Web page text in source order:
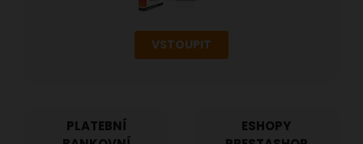
VSTOUPIT
PLATEBNÍ
ESHOPY